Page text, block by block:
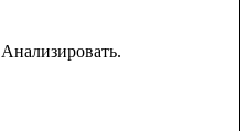
Анализировать.